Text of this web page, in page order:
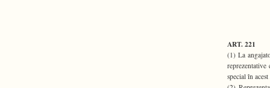
ART. 221
(1) La
special în acest